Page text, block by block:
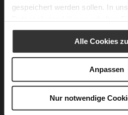
gespeichert werden sollen. In
Alle Cookies
Anpassen
Nur notwendige
super soft
Care
You might